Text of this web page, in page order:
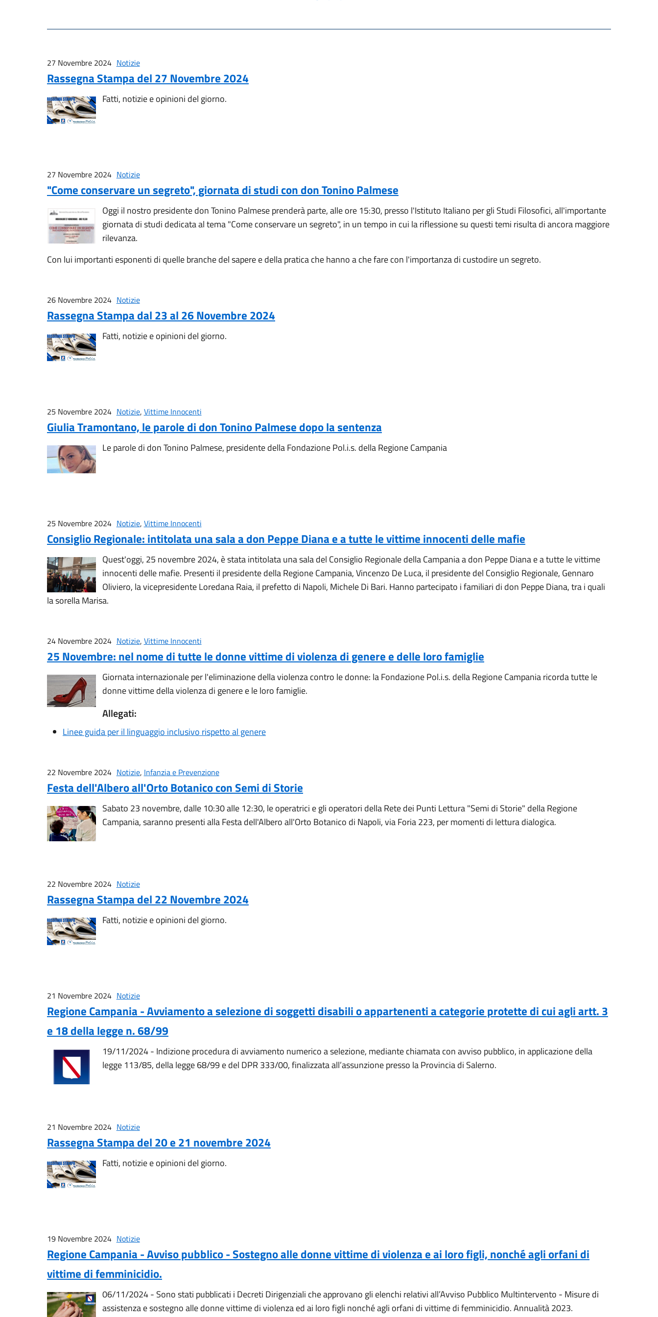
27 Novembre 2024 Notizie
Rassegna Stampa del 27 Novembre 2024
Fatti, notizie e opinioni del giorno.
27 Novembre 2024 Notizie
"Come conservare un segreto", giornata di studi con don Tonino Palmese
Oggi il nostro presidente don Tonino Palmese prenderà parte, alle ore 15:30, presso l'Istituto Italiano per gli Studi Filosofici, all'importante
giornata di studi dedicata al tema "Come conservare un segreto", in un tempo in cui la riflessione su questi temi risulta di ancora maggiore
rilevanza.
Con lui importanti esponenti di quelle branche del sapere e della pratica che hanno a che fare con l'importanza di custodire un segreto.
26 Novembre 2024 Notizie
Rassegna Stampa dal 23 al 26 Novembre 2024
Fatti, notizie e opinioni del giorno.
25 Novembre 2024 Notizie, Vittime Innocenti
Giulia Tramontano, le parole di don Tonino Palmese dopo la sentenza
Le parole di don Tonino Palmese, presidente della Fondazione Pol.i.s. della Regione Campania
25 Novembre 2024 Notizie, Vittime Innocenti
Consiglio Regionale: intitolata una sala a don Peppe Diana e a tutte le vittime innocenti delle mafie
Quest'oggi, 25 novembre 2024, è stata intitolata una sala del Consiglio Regionale della Campania a don Peppe Diana e a tutte le vittime
innocenti delle mafie. Presenti il presidente della Regione Campania, Vincenzo De Luca, il presidente del Consiglio Regionale, Gennaro
Oliviero, la vicepresidente Loredana Raia, il prefetto di Napoli, Michele Di Bari. Hanno partecipato i familiari di don Peppe Diana, tra i quali
la sorella Marisa.
24 Novembre 2024 Notizie, Vittime Innocenti
25 Novembre: nel nome di tutte le donne vittime di violenza di genere e delle loro famiglie
Giornata internazionale per l'eliminazione della violenza contro le donne: la Fondazione Pol.i.s. della Regione Campania ricorda tutte le
donne vittime della violenza di genere e le loro famiglie.
Allegati:
Linee guida per il linguaggio inclusivo rispetto al genere
22 Novembre 2024 Notizie, Infanzia e Prevenzione
Festa dell'Albero all'Orto Botanico con Semi di Storie
Sabato 23 novembre, dalle 10:30 alle 12:30, le operatrici e gli operatori della Rete dei Punti Lettura "Semi di Storie" della Regione
Campania, saranno presenti alla Festa dell'Albero all'Orto Botanico di Napoli, via Foria 223, per momenti di lettura dialogica.
22 Novembre 2024 Notizie
Rassegna Stampa del 22 Novembre 2024
Fatti, notizie e opinioni del giorno.
21 Novembre 2024 Notizie
Regione Campania - Avviamento a selezione di soggetti disabili o appartenenti a categorie protette di cui agli artt. 3
e 18 della legge n. 68/99
19/11/2024 - Indizione procedura di avviamento numerico a selezione, mediante chiamata con avviso pubblico, in applicazione della
legge 113/85, della legge 68/99 e del DPR 333/00, finalizzata all’assunzione presso la Provincia di Salerno.
21 Novembre 2024 Notizie
Rassegna Stampa del 20 e 21 novembre 2024
Fatti, notizie e opinioni del giorno.
19 Novembre 2024 Notizie
Regione Campania - Avviso pubblico - Sostegno alle donne vittime di violenza e ai loro figli, nonché agli orfani di
vittime di femminicidio.
06/11/2024 - Sono stati pubblicati i Decreti Dirigenziali che approvano gli elenchi relativi all’Avviso Pubblico Multintervento - Misure di
assistenza e sostegno alle donne vittime di violenza ed ai loro figli nonché agli orfani di vittime di femminicidio. Annualità 2023.